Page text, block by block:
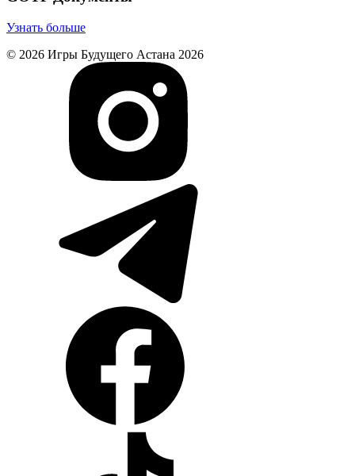
Узнать больше
© 2026 Игры Будущего Астана 2026